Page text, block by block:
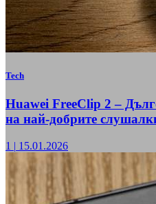
Tech
Huawei FreeClip 2 –
на най-добрите
1 | 15.01.2026